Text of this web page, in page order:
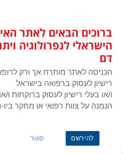
האיגוד הישראלי
לחץ דם
Professor Adi Leiba
ברוכים הבאים לאתר
הישראלי לנפרולוגיה
דם
הכניסה לאתר מותרת אך ורק
רישיון לעסוק ברפואה בישראל
ו/או בעלי רישיון לעסוק ברוקחות ו/
הנמנה על צוות רפואי או מחקר ביו-
להירשם סגור